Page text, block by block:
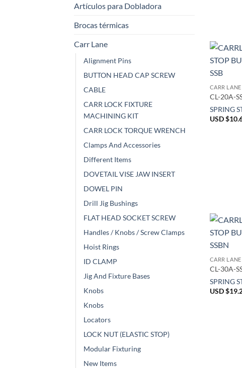
Artículos para Dobladora
Brocas térmicas
Carr Lane
Alignment Pins
BUTTON HEAD CAP SCREW
CABLE
CARR LOCK FIXTURE
MACHINING KIT
CARR LOCK TORQUE WRENCH
Clamps And Accessories
Different Items
DOVETAIL VISE JAW INSERT
DOWEL PIN
Drill Jig Bushings
FLAT HEAD SOCKET SCREW
Handles / Knobs / Screw Clamps
Hoist Rings
ID CLAMP
Jig And Fixture Bases
Knobs
Knobs
Locators
LOCK NUT (ELASTIC STOP)
Modular Fixturing
New Items
CARR LANE
CL-20A-
SPRING
USD $
CARR LANE
CL-30A-
SPRING
USD $